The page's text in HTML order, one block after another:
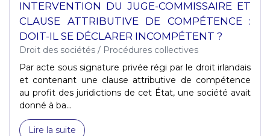
INTERVENTION DU JUGE-COMMISSAIRE ET
CLAUSE ATTRIBUTIVE DE COMPÉTENCE :
DOIT-IL SE DÉCLARER INCOMPÉTENT ?
Droit des sociétés / Procédures collectives
Par acte sous signature privée régi par le droit irlandais
et contenant une clause attributive de compétence
au profit des juridictions de cet État, une société avait
donné à ba...
Lire la suite